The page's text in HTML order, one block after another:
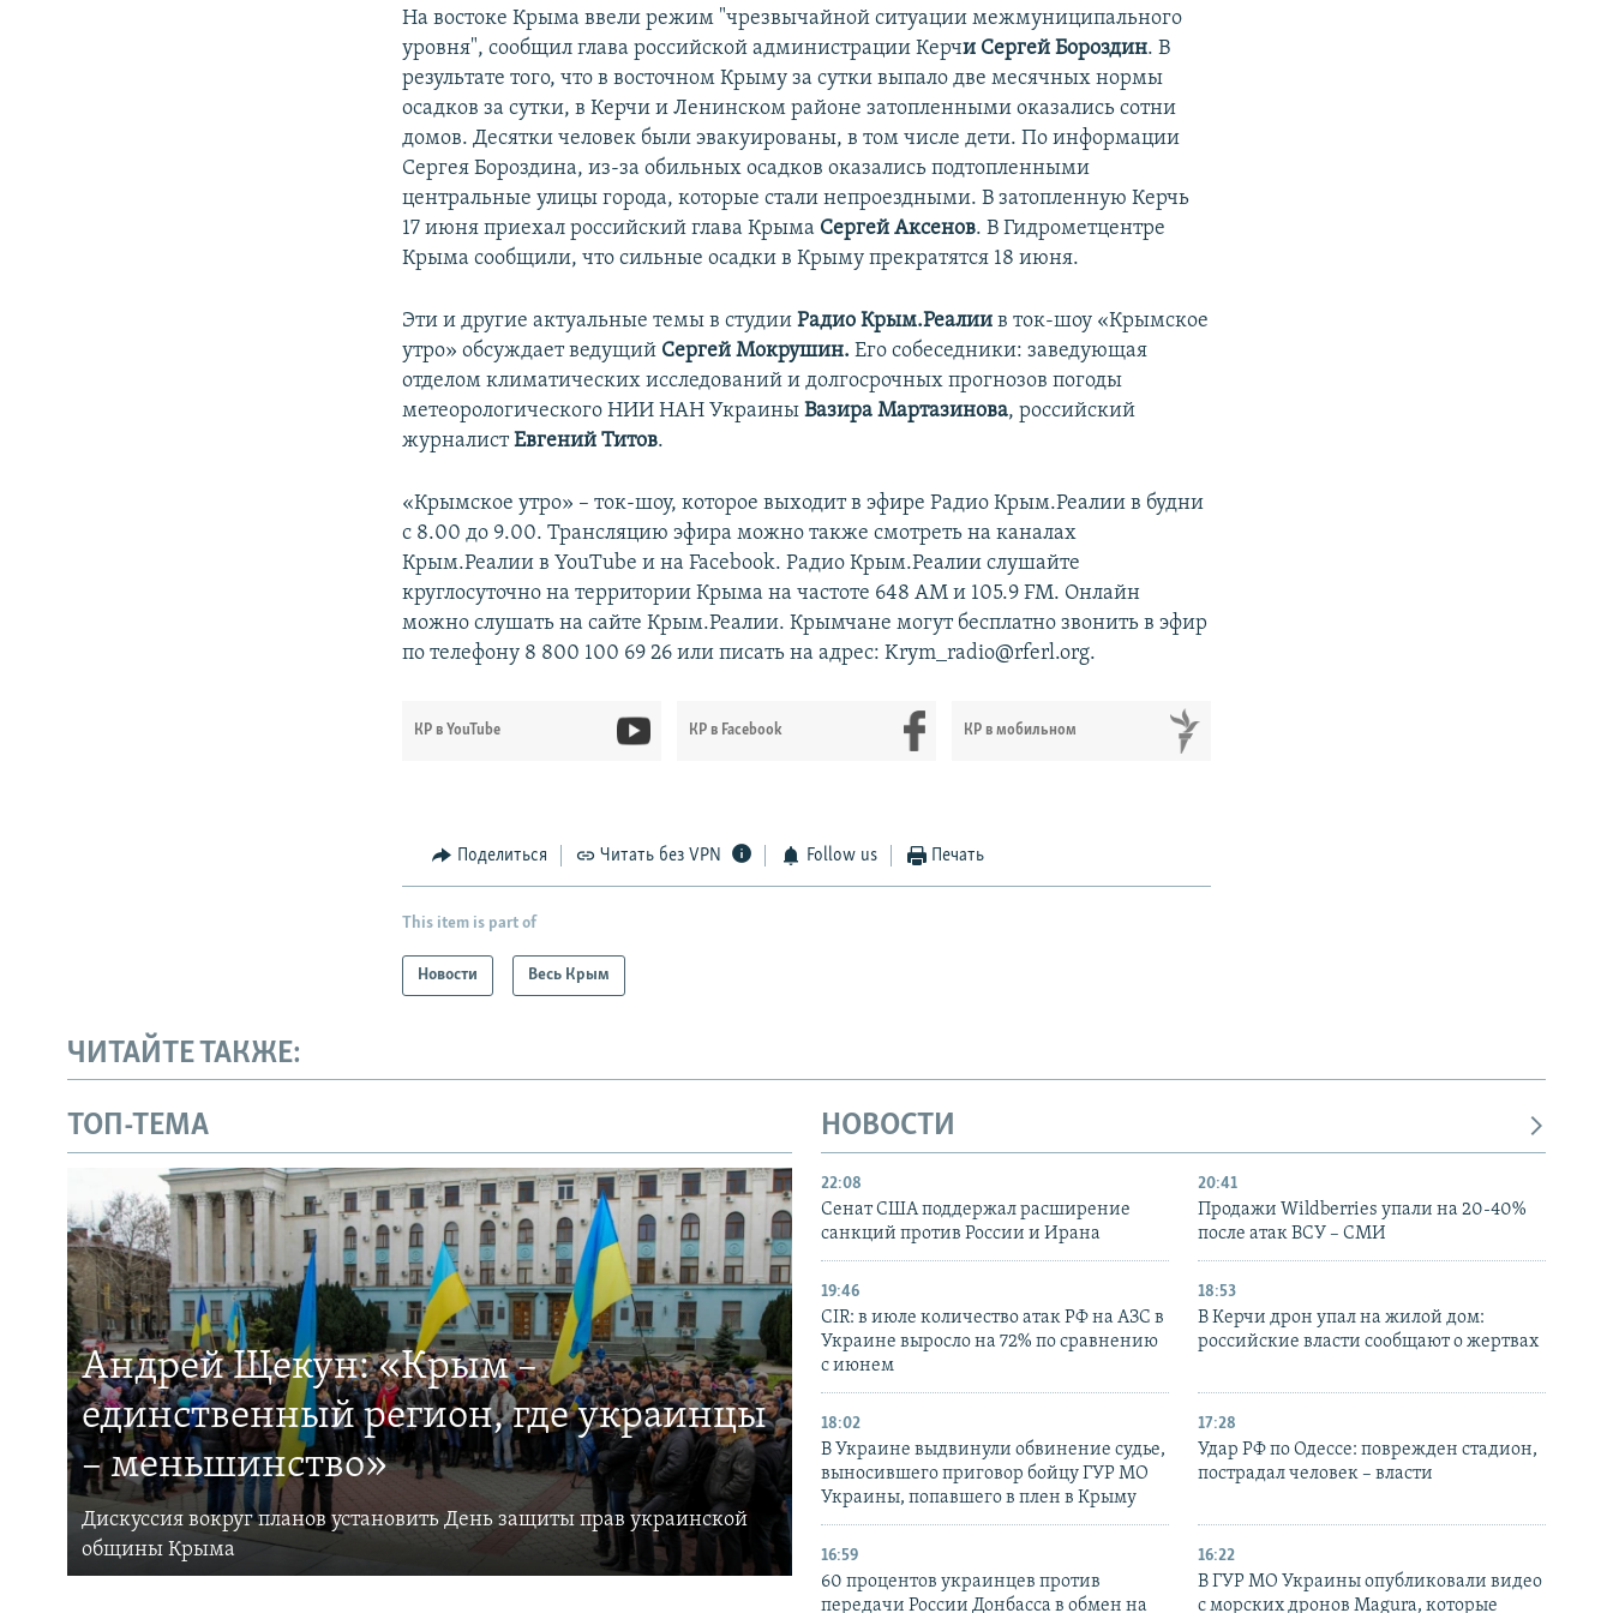
На востоке Крыма ввели режим "чрезвычайной ситуации межмуниципального
уровня", сообщил глава российской администрации Керчи Сергей Бороздин. В
результате того, что в восточном Крыму за сутки выпало две месячных нормы
осадков за сутки, в Керчи и Ленинском районе затопленными оказались сотни
домов. Десятки человек были эвакуированы, в том числе дети. По информации
Сергея Бороздина, из-за обильных осадков оказались подтопленными
центральные улицы города, которые стали непроездными. В затопленную Керчь
17 июня приехал российский глава Крыма Сергей Аксенов. В Гидрометцентре
Крыма сообщили, что сильные осадки в Крыму прекратятся 18 июня.
Эти и другие актуальные темы в студии Радио Крым.Реалиив ток-шоу «Крымское
утро» обсуждает ведущий Сергей Мокрушин. Его собеседники: заведующая
отделом климатических исследований и долгосрочных прогнозов погоды
метеорологического НИИ НАН УкраиныВазира Мартазинова, российский
журналистЕвгений Титов.
«Крымское утро» – ток-шоу, которое выходит в эфире Радио Крым.Реалии в будни
с 8.00 до 9.00. Трансляцию эфира можно также смотреть на каналах
Крым.Реалии в YouTube и на Facebook. Радио Крым.Реалии слушайте
круглосуточно на территории Крыма на частоте 648 АМ и 105.9 FМ. Онлайн
можно слушать на сайте Крым.Реалии. Крымчане могут бесплатно звонить в эфир
по телефону 8 800 100 69 26 или писать на адрес: Krym_radio@rferl.org.
КР в YouTube КР в Facebook КР в мобильном
Поделиться Читать без VPN Follow us Печать
This item is part of
Новости Весь Крым
ЧИТАЙТЕ ТАКЖЕ:
ТОП-ТЕМА
Андрей Щекун: «Крым –
единственный регион, где украинцы
– меньшинство»
Дискуссия вокруг планов установить День защиты прав украинской
общины Крыма
НОВОСТИ
22:08
Сенат США поддержал расширение
санкций против России и Ирана
20:41
Продажи Wildberries упали на 20-40%
после атак ВСУ – СМИ
19:46
CIR: в июле количество атак РФ на АЗС в
Украине выросло на 72% по сравнению
с июнем
18:53
В Керчи дрон упал на жилой дом:
российские власти сообщают о жертвах
18:02
В Украине выдвинули обвинение судье,
выносившего приговор бойцу ГУР МО
Украины, попавшего в плен в Крыму
17:28
Удар РФ по Одессе: поврежден стадион,
пострадал человек – власти
16:59
60 процентов украинцев против
передачи России Донбасса в обмен на
16:22
В ГУР МО Украины опубликовали видео
с морских дронов Magura, которые